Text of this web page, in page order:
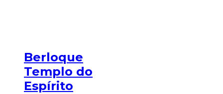
Berloque
Templo do
Espírito